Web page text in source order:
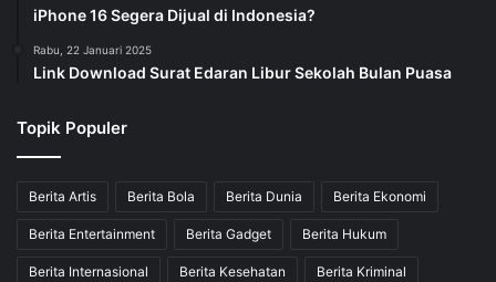
iPhone 16 Segera Dijual di Indonesia?
Rabu, 22 Januari 2025
Link Download Surat Edaran Libur Sekolah Bulan Puasa
Topik Populer
Berita Artis Berita Bola Berita Dunia Berita Ekonomi
Berita Entertainment Berita Gadget Berita Hukum
Berita Internasional Berita Kesehatan Berita Kriminal